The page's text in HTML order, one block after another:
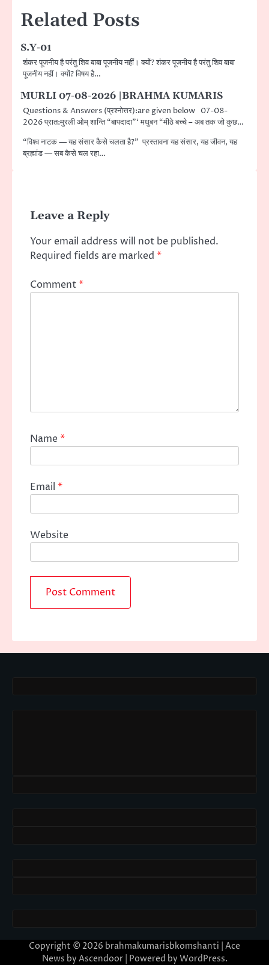
Related Posts
S.Y-01
शंकर पूजनीय है परंतु शिव बाबा पूजनीय नहीं। क्यों? शंकर पूजनीय है परंतु शिव बाबा
पूजनीय नहीं। क्यों? विषय है…
MURLI 07-08-2026 |BRAHMA KUMARIS
Questions & Answers (प्रश्नोत्तर):are given below 07-08-
2026 प्रात:मुरली ओम् शान्ति “बापदादा”‘ मधुबन “मीठे बच्चे – अब तक जो कुछ…
“विश्व नाटक — यह संसार कैसे चलता है?” प्रस्तावना यह संसार, यह जीवन, यह
ब्रह्मांड — सब कैसे चल रहा…
Leave a Reply
Your email address will not be published.
Required fields are marked *
Comment*
Name*
Email *
Website
Copyright © 2026 brahmakumarisbkomshanti | Ace
News by Ascendoor| Powered by WordPress.